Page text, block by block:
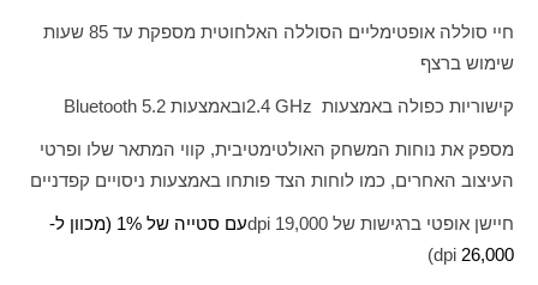
חיי סוללה אופטימליים הסוללה האלחוטית מספקת עד 85 שעות
שימוש ברצף
קישוריות כפולה באמצעות 2.4 GHzובאמצעות Bluetooth 5.2
מספק את נוחות המשחק האולטימטיבית, קווי המתאר שלו ופרטי
העיצוב האחרים, כמו לוחות הצד פותחו באמצעות ניסויים קפדניים
חיישן אופטי ברגישות של 19,000 dpi
עם סטייה של 1% (מכוון ל-
26,000
dpi
)